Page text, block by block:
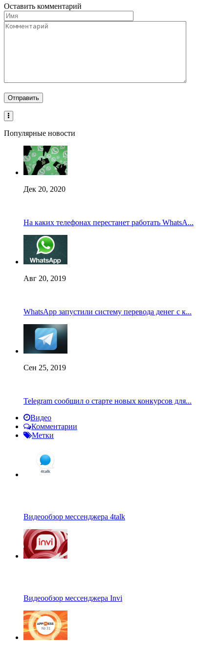
Оставить комментарий
Популярные новости
Дек 20, 2020
На каких телефонах перестанет работать WhatsA...
Авг 20, 2019
WhatsApp запустили систему перевода денег с к...
Сен 25, 2019
Telegram сообщил о старте новых конкурсов для...
Видео
Комментарии
Метки
Видеообзор мессенджера 4talk
Видеообзор мессенджера Invi